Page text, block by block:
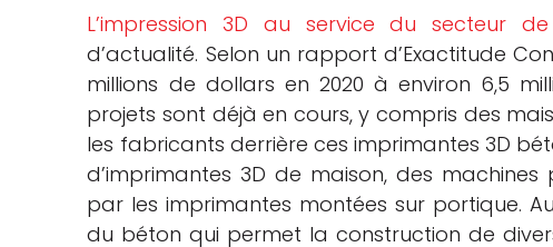
L’impression 3D au service du secteur
d’actualité. Selon un rapport d’Exactitude
millions de dollars en 2020 à environ 6,5
projets sont déjà en cours, y compris des
les fabricants derrière ces imprimantes 3D
d’imprimantes 3D de maison, des
par les imprimantes montées sur portique.
du béton qui permet la construction de